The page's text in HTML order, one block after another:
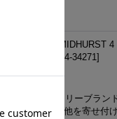
ョーンズ）MIDHURST
）
29-CJMH4-34271]
ューファクトリーブラン
上の革靴は、他を寄せ付